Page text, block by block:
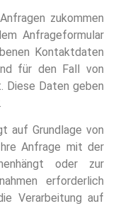
zukommen
Anfrageformular
Kontaktdaten
für den Fall von
Diese Daten geben
auf Grundlage von
Anfrage mit der
oder zur
erforderlich
Verarbeitung auf